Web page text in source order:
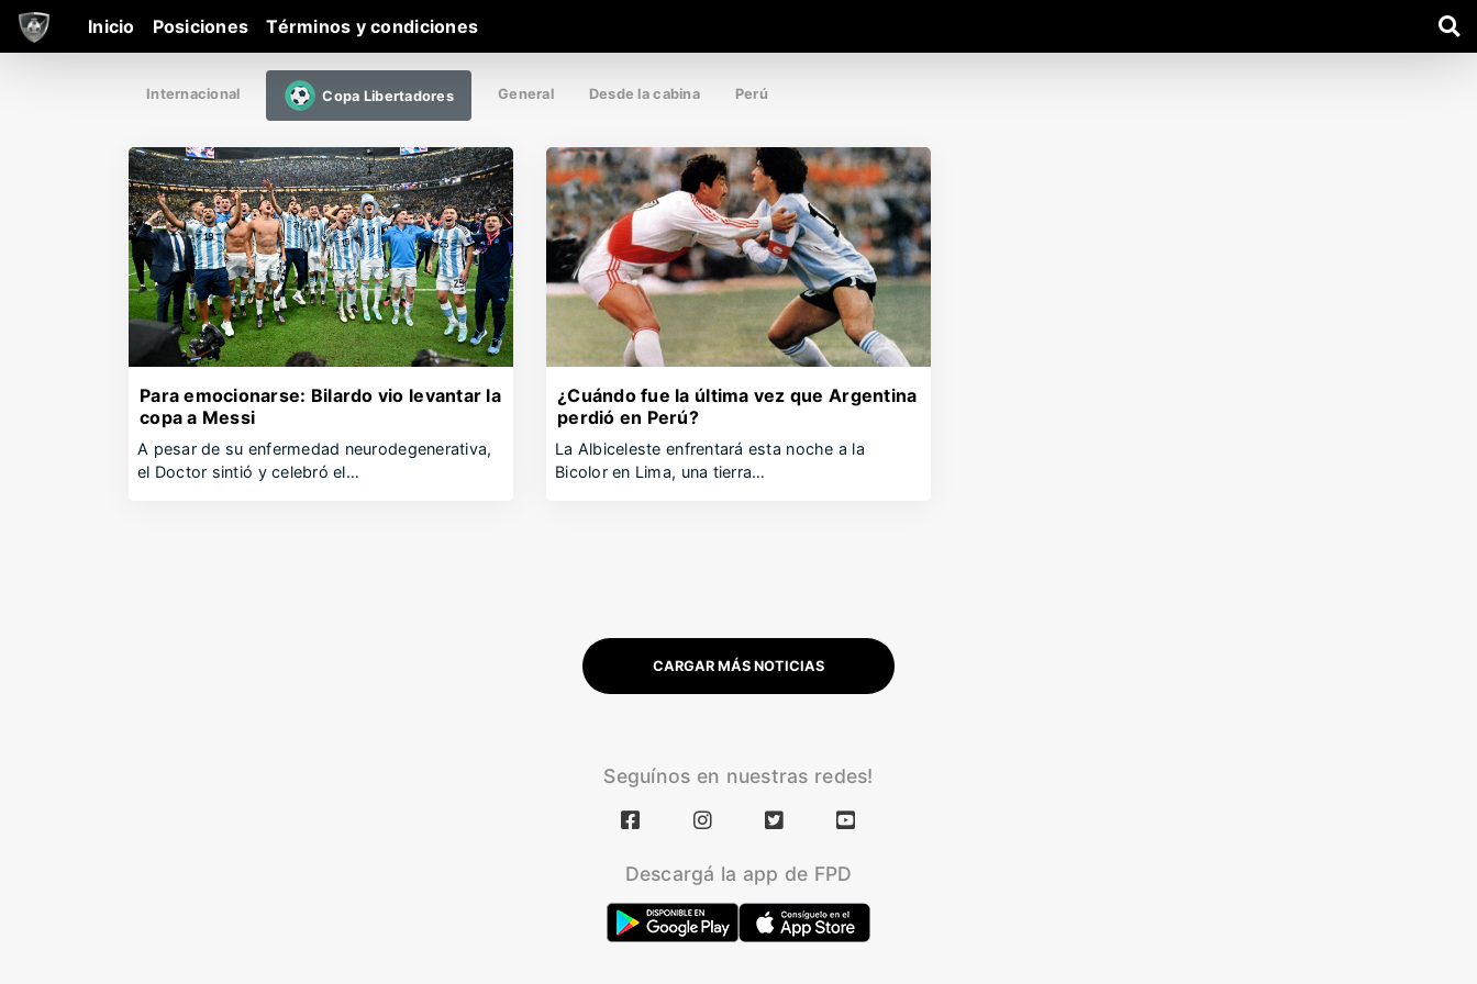
Inicio Posiciones Términos y condiciones
Internacional Copa Libertadores General Desde la cabina Perú
Para emocionarse: Bilardo vio levantar la
copa a Messi
A pesar de su enfermedad neurodegenerativa,
el Doctor sintió y celebró el…
¿Cuándo fue la última vez que Argentina
perdió en Perú?
La Albiceleste enfrentará esta noche a la
Bicolor en Lima, una tierra…
CARGAR MÁS NOTICIAS
Seguínos en nuestras redes!
Descargá la app de FPD